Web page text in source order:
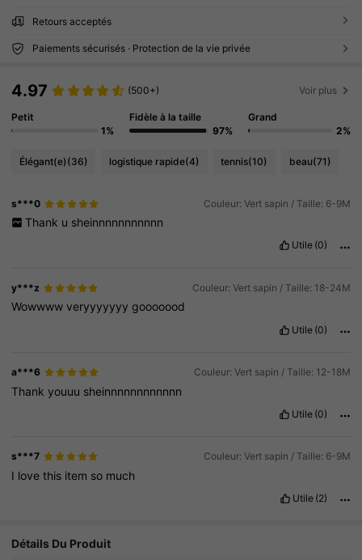
Retours acceptés
Paiements sécurisés · Protection de la vie privée
4.97 (500+) Voir plus
Petit
1%
Fidèle à la taille
97%
Grand
2%
Élégant(e)(36) logistique rapide(4) tennis(10) beau(71)
s***0 Couleur: Vert sapin / Taille: 6-9M
Thank u sheinnnnnnnnnnn
Utile (0)
y***z Couleur: Vert sapin / Taille: 18-24M
Wowwwwveryyyyyyygooooood
Utile (0)
a***6 Couleur: Vert sapin / Taille: 12-18M
Thankyouuu sheinnnnnnnnnnnn
Utile (0)
s***7 Couleur: Vert sapin / Taille: 6-9M
I lovethis item so much
Utile (2)
Détails Du Produit